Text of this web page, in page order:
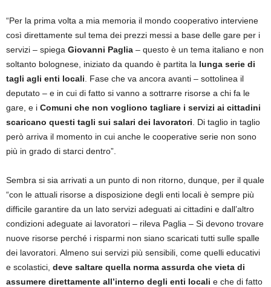
“Per la prima volta a mia memoria il mondo cooperativo interviene
così direttamente sul tema dei prezzi messi a base delle gare per i
servizi – spiega Giovanni Paglia – questo è un tema italiano e non
soltanto bolognese, iniziato da quando è partita la lunga serie di
tagli agli enti locali . Fase che va ancora avanti – sottolinea il
deputato – e in cui di fatto si vanno a sottrarre risorse a chi fa le
gare, e i Comuni che non vogliono tagliare i servizi ai cittadini
scaricano questi tagli sui salari dei lavoratori . Di taglio in taglio
però arriva il momento in cui anche le cooperative serie non sono
più in grado di starci dentro”.
Sembra si sia arrivati a un punto di non ritorno, dunque, per il quale
“con le attuali risorse a disposizione degli enti locali è sempre più
difficile garantire da un lato servizi adeguati ai cittadini e dall’altro
condizioni adeguate ai lavoratori – rileva Paglia – Si devono trovare
nuove risorse perché i risparmi non siano scaricati tutti sulle spalle
dei lavoratori. Almeno sui servizi più sensibili, come quelli educativi
e scolastici, deve saltare quella norma assurda che vieta di
assumere direttamente all’interno degli enti locali e che di fatto